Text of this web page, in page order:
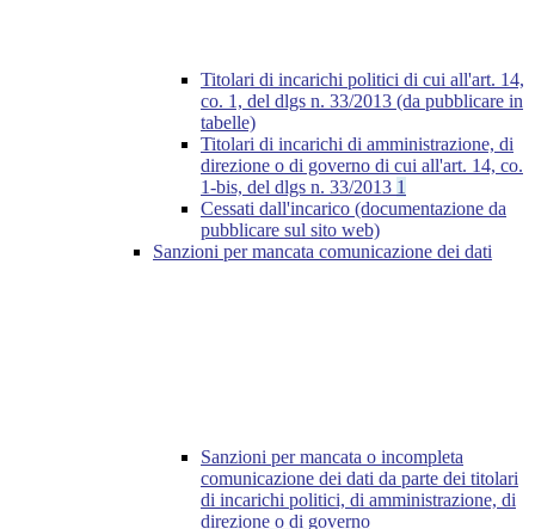
Titolari di incarichi politici di cui all'art. 14,
co. 1, del dlgs n. 33/2013 (da pubblicare in
tabelle)
Titolari di incarichi di amministrazione, di
direzione o di governo di cui all'art. 14, co.
1-bis, del dlgs n. 33/2013 1
Cessati dall'incarico (documentazione da
pubblicare sul sito web)
Sanzioni per mancata comunicazione dei dati
Sanzioni per mancata o incompleta
comunicazione dei dati da parte dei titolari
di incarichi politici, di amministrazione, di
direzione o di governo